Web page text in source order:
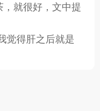
：女性
就很好，文中提
觉得肝之后就是